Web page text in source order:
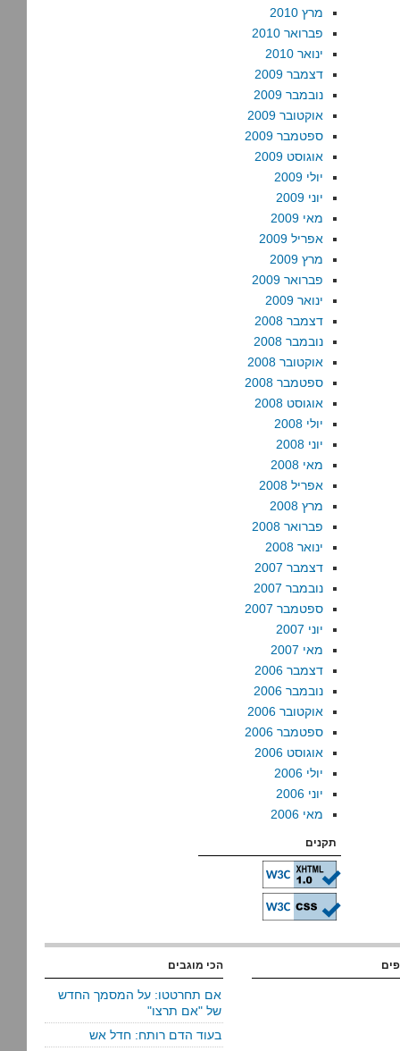
מרץ 2010
פברואר 2010
ינואר 2010
דצמבר 2009
נובמבר 2009
אוקטובר 2009
ספטמבר 2009
אוגוסט 2009
יולי 2009
יוני 2009
מאי 2009
אפריל 2009
מרץ 2009
פברואר 2009
ינואר 2009
דצמבר 2008
נובמבר 2008
אוקטובר 2008
ספטמבר 2008
אוגוסט 2008
יולי 2008
יוני 2008
מאי 2008
אפריל 2008
מרץ 2008
פברואר 2008
ינואר 2008
דצמבר 2007
נובמבר 2007
ספטמבר 2007
יוני 2007
מאי 2007
דצמבר 2006
נובמבר 2006
אוקטובר 2006
ספטמבר 2006
אוגוסט 2006
יולי 2006
יוני 2006
מאי 2006
תקנים
הכי מוגבים
אם תחרטטו: על המסמך החדש
של "אם תרצו"
בעוד הדם רותח: חדל אש